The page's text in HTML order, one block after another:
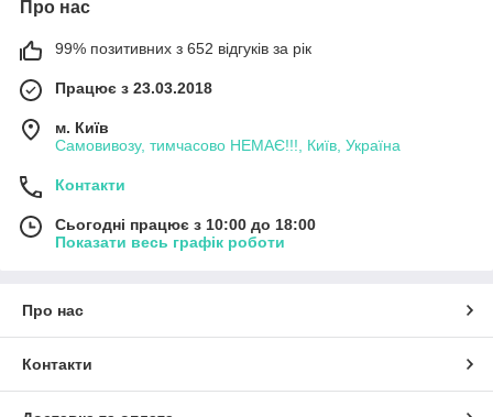
Про нас
99% позитивних з 652 відгуків за рік
Працює з 23.03.2018
м. Київ
Самовивозу, тимчасово НЕМАЄ!!!, Київ, Україна
Контакти
Сьогодні працює з 10:00 до 18:00
Показати весь графік роботи
Про нас
Контакти